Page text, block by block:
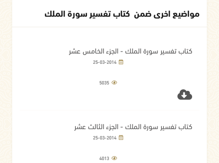
مواضيع اخرى ضمن كتاب تفسير سورة الملك
كتاب تفسير سورة الملك - الجزء الخامس عشر
25-03-2014
5035
كتاب تفسير سورة الملك - الجزء الثالث عشر
25-03-2014
4013